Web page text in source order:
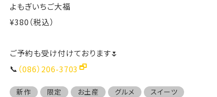
よもぎいちご大福
¥380（税込）
ご予約も受け付けております🌷
📞 （086）206-3703
新作 限定 お土産 グルメ
スイーツ